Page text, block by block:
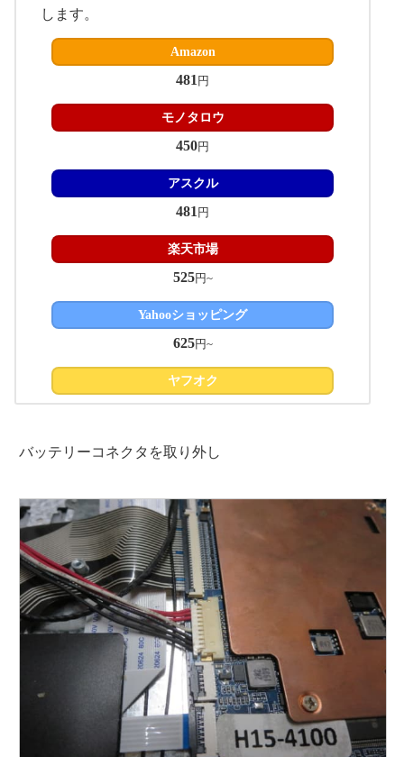
します。
Amazon
481 円
モノタロウ
450円
アスクル
481 円
楽天市場
525円~
Yahooショッピング
625円~
ヤフオク
バッテリーコネクタを取り外し